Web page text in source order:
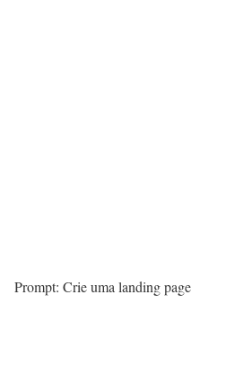
Prompt: Crie uma landing page